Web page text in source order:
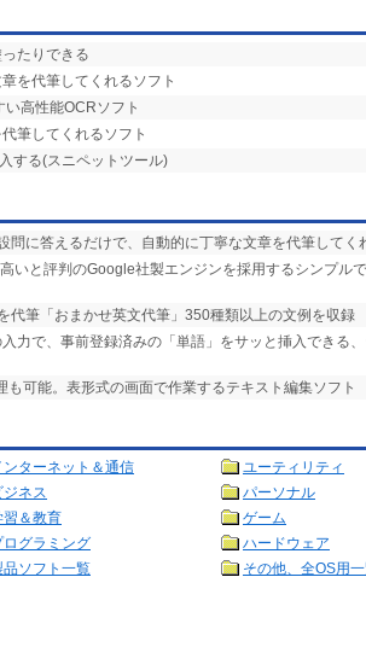
たりできる
を代筆してくれるソフト
高性能OCRソフト
筆してくれるソフト
する(スニペットツール)
問に答えるだけで、自動的に丁寧な文章を代筆してく
いと評判のGoogle社製エンジンを採用するシンプル
代筆「おまかせ英文代筆」350種類以上の文例を収録
力で、事前登録済みの「単語」をサッと挿入できる
可能。表形式の画面で作業するテキスト編集ソフト
ンターネット＆通信
ユーティリティ
ジネス
パーソナル
習＆教育
ゲーム
ログラミング
ハードウェア
品ソフト一覧 その他、全OS用